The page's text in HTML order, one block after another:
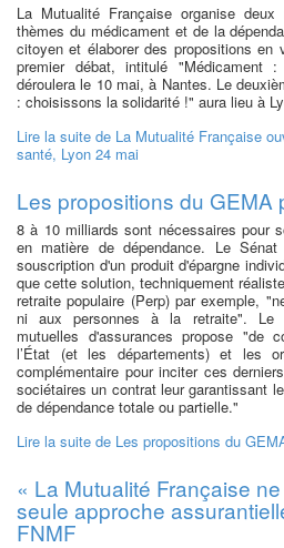
La Mutualité Française organise
thèmes du médicament et de la
citoyen et élaborer des propositions en
premier débat, intitulé
déroulera le 10 mai, à Nantes. Le
: choisissons la solidarité !" aura lieu à
Lire la suite de La Mutualité Française
santé, Lyon 24 mai
Les propositions du GEMA
8 à 10 milliards sont nécessaires pour
en matière de dépendance. Le
souscription d'un produit d'épargne
que cette solution, techniquement
retraite populaire (Perp) par exemple,
ni aux personnes à la retraite". Le
mutuelles d'assurances propose "de
l’État (et les départements) et les
complémentaire pour inciter ces
sociétaires un contrat leur garantissant
de dépendance totale ou partielle."
Lire la suite de Les propositions du
« La Mutualité Française
seule approche
FNMF